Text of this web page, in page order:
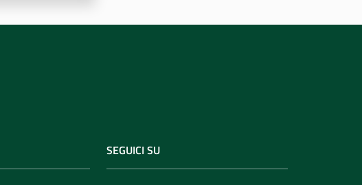
SEGUICI SU